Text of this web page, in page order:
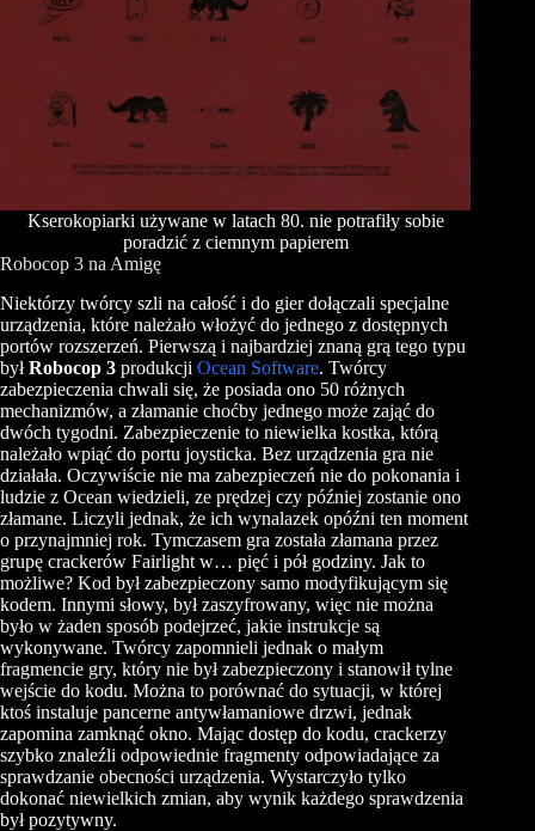
Kserokopiarki używane w latach 80. nie potrafiły sobie
poradzić z ciemnym papierem
Robocop 3 na Amigę
Niektórzy twórcy szli na całość i do gier dołączali specjalne
urządzenia, które należało włożyć do jednego z dostępnych
portów rozszerzeń. Pierwszą i najbardziej znaną grą tego typu
byłRobocop 3 produkcji Ocean Software. Twórcy
zabezpieczenia chwali się, że posiada ono 50 różnych
mechanizmów, a złamanie choćby jednego może zająć do
dwóch tygodni. Zabezpieczenie to niewielka kostka, którą
należało wpiąć do portu joysticka. Bez urządzenia gra nie
działała. Oczywiście nie ma zabezpieczeń nie do pokonania i
ludzie z Ocean wiedzieli, ze prędzej czy później zostanie ono
złamane. Liczyli jednak, że ich wynalazek opóźni ten moment
o przynajmniej rok. Tymczasem gra została złamana przez
grupę crackerów Fairlight w… pięć i pół godziny. Jak to
możliwe? Kod był zabezpieczony samo modyfikującym się
kodem. Innymi słowy, był zaszyfrowany, więc nie można
było w żaden sposób podejrzeć, jakie instrukcje są
wykonywane. Twórcy zapomnieli jednak o małym
fragmencie gry, który nie był zabezpieczony i stanowił tylne
wejście do kodu. Można to porównać do sytuacji, w której
ktoś instaluje pancerne antywłamaniowe drzwi, jednak
zapomina zamknąć okno. Mając dostęp do kodu, crackerzy
szybko znaleźli odpowiednie fragmenty odpowiadające za
sprawdzanie obecności urządzenia. Wystarczyło tylko
dokonać niewielkich zmian, aby wynik każdego sprawdzenia
był pozytywny.